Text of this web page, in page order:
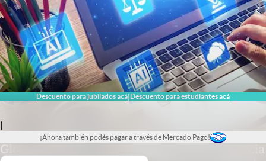
Descuento para jubilados acá|Descuento para estudiantes acá
|
¡Ahora también podés pagar a través de Mercado Pago!
Globant